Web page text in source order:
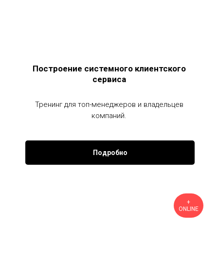
Построение системного клиентского
сервиса
Тренинг для топ-менеджеров и владельцев
компаний.
Подробно
+
ONLINE